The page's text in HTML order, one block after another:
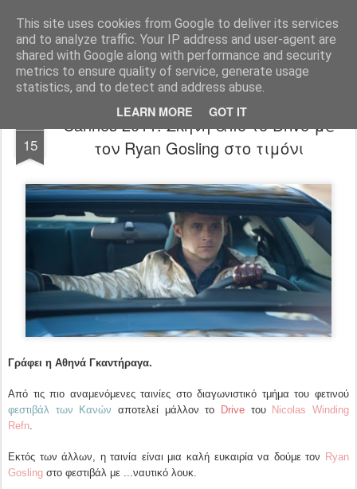
This site uses cookies from Google to deliver its services
and to analyze traffic. Your IP address and user-agent are
shared with Google along with performance and security
metrics to ensure quality of service, generate usage
statistics, and to detect and address abuse.
LEARN MORE GOT IT
FilmBoy
15
Cannes 2011: Σκηνή από το Drive με
τον Ryan Gosling στο τιμόνι
Γράφει η Αθηνά Γκαντήραγα.
Από τις πιο αναμενόμενες ταινίες στο διαγωνιστικό τμήμα του φετινού
φεστιβάλ των Κανών αποτελεί μάλλον το Drive του Nicolas Winding
Refn.
Εκτός των άλλων, η ταινία είναι μια καλή ευκαιρία να δούμε τον Ryan
Gosling στο φεστιβάλ με ...ναυτικό λουκ.